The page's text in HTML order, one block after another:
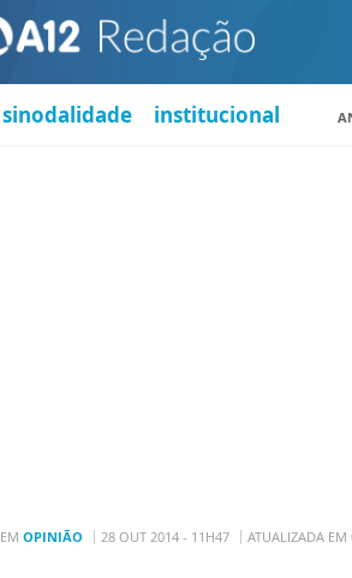
sinodalidade institucional
EM OPINIÃO 28 OUT 2014 - 11H47 ATUALIZADA